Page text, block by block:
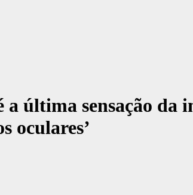
última sensação da
oculares’